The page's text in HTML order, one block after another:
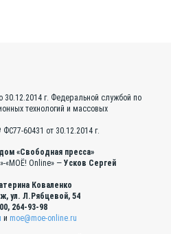
30.12.2014 г. Федеральной службой по
технологий и массовых
60431 от 30.12.2014 г.
«Свободная пресса»
«МОЁ! Online» — Усков Сергей
Коваленко
ул. Л.Рябцевой, 54
264-93-98
и moe@moe-online.ru